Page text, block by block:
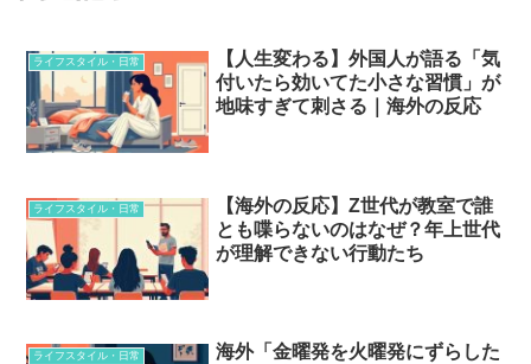
ライフスタイル・日常
【人生変わる】外国人が語る「気
付いたら効いてた小さな習慣」が
地味すぎて刺さる｜海外の反応
ライフスタイル・日常
【海外の反応】Z世代が教室で誰
とも喋らないのはなぜ？年上世代
が理解できない行動たち
ライフスタイル・日常
海外「金曜発を火曜発にずらした